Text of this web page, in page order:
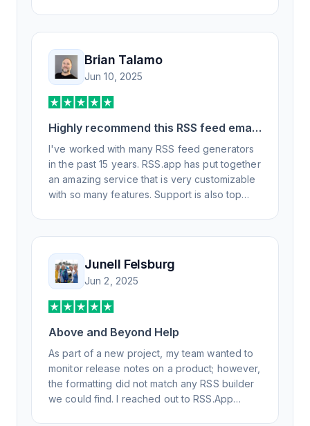
Brian Talamo
Jun 10, 2025
Highly recommend this RSS feed email
/ widget generator service.
I've worked with many RSS feed generators
in the past 15 years. RSS.app has put together
an amazing service that is very customizable
with so many features. Support is also top
professionally. Highly recommend for all your
RSS feed needs. Our trucking news hub
website couldn't work without it. Thank you.
Junell Felsburg
Jun 2, 2025
Above and Beyond Help
As part of a new project, my team wanted to
monitor release notes on a product; however,
the formatting did not match any RSS builder
we could find. I reached out to RSS.App